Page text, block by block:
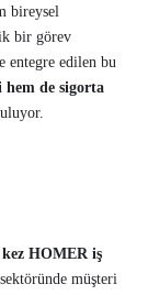
bireysel
bir görev
entegre edilen bu
hem de sigorta
HOMER iş
müşteri